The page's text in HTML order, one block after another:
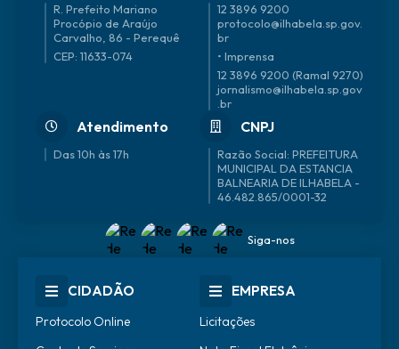
R. Prefeito Mariano
Procópio de Araújo
Carvalho, 86 - Perequê
CEP: 11633-074
12 3896 9200
protocolo@ilhabela.sp.gov.
br
• Imprensa
12 3896 9200 (Ramal 9270)
jornalismo@ilhabela.sp.gov
.br
Atendimento
Das 10h às 17h
CNPJ
46.482.865/0001-32
Siga-nos
CIDADÃO
Protocolo Online
EMPRESA
Licitações